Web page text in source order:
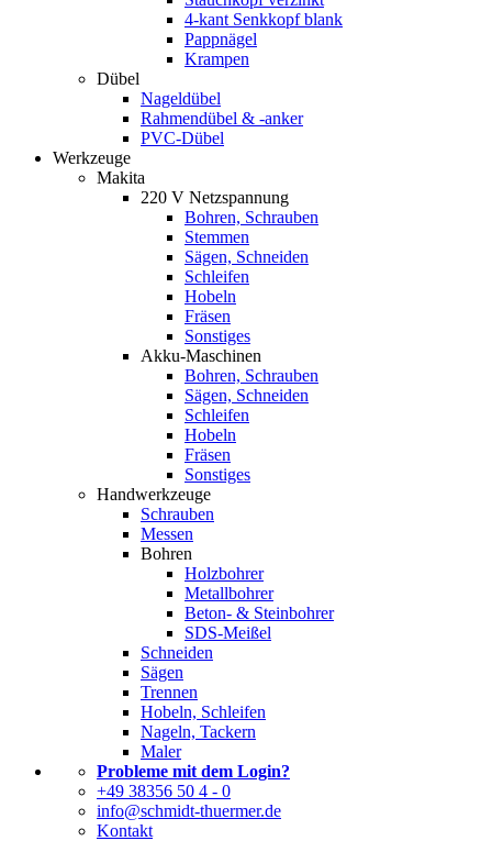
4-kant Senkkopf blank
Pappnägel
Krampen
Dübel
Nageldübel
Rahmendübel & -anker
PVC-Dübel
Werkzeuge
Makita
220 V Netzspannung
Bohren, Schrauben
Stemmen
Sägen, Schneiden
Schleifen
Hobeln
Fräsen
Sonstiges
Akku-Maschinen
Bohren, Schrauben
Sägen, Schneiden
Schleifen
Hobeln
Fräsen
Sonstiges
Handwerkzeuge
Schrauben
Messen
Bohren
Holzbohrer
Metallbohrer
Beton- & Steinbohrer
SDS-Meißel
Schneiden
Sägen
Trennen
Hobeln, Schleifen
Nageln, Tackern
Maler
Probleme mit dem Login?
+49 38356 50 4 - 0
info@schmidt-thuermer.de
Kontakt